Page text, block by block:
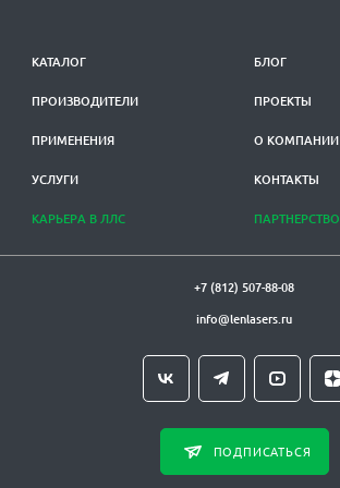
КАТАЛОГ
ПРОИЗВОДИТЕЛИ
ПРИМЕНЕНИЯ
УСЛУГИ
КАРЬЕРА В ЛЛС
БЛОГ
ПРОЕКТЫ
О КОМПАНИИ
КОНТАКТЫ
ПАРТНЕРСТВО
+7 (812) 507-88-08
info@lenlasers.ru
ПОДПИСАТЬСЯ